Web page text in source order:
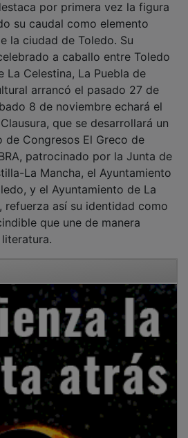
su caudal como elemento
la ciudad de Toledo. Su
a caballo entre Toledo
La Celestina, La Puebla de
arrancó el pasado 27 de
8 de noviembre echará el
que se desarrollará un
de Congresos El Greco de
patrocinado por la Junta de
La Mancha, el Ayuntamiento
y el Ayuntamiento de La
así su identidad como
que une de manera